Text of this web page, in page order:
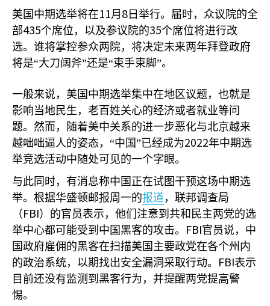
美国中期选举将在11月 8 日举行。届时，众议院的全
部435个席位，以及参议院的35个席位将进行改
选。谁将掌控参众两院，将决定未来两年拜登政府
将是“大刀阔斧”还是“束手束脚”。
一般来说，美国中期选举集中在地区议题，也就是
影响当地民生，老百姓关心的经济或者就业等问
题。然而，随着美中关系的进一步恶化与北京越来
越咄咄逼人的姿态，“中国”已经成为2022年中期选
举竞选活动中随处可见的一个字眼。
与此同时，有消息称中国正在试图干预这场中期选
举。根据华盛顿邮报周一的报道 ，联邦调查局
（ FBI）的官员表示，他们注意到共和民主两党的选
举中心都可能受到中国黑客的攻击。 FBI官员说，中
国政府雇佣的黑客在扫描美国主要政党在各个州内
的政治系统，以期找出安全漏洞采取行动。 FBI表示
目前还没有监测到黑客行为，并提醒两党提高警
惕。